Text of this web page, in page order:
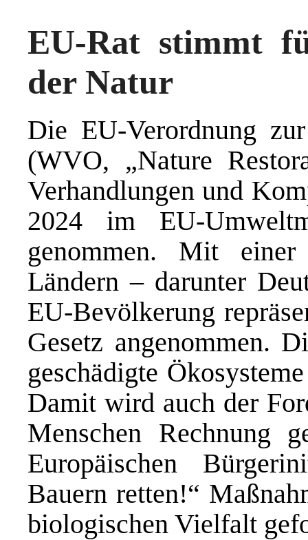
EU-Rat stimmt
der Natur
Die EU-Verordnung
(WVO, „Nature
Verhandlungen und
2024 im EU-
genommen. Mit
Ländern – darunter
EU-Bevölkerung
Gesetz angenommen.
geschädigte
Damit wird auch der
Menschen Rechnung
Europäischen
Bauern retten!“
biologischen Vielfalt